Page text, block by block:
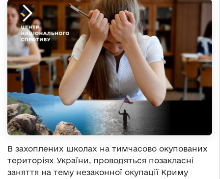
В захоплених школах на тимчасово окупованих
територіях України, проводяться позакласні
заняття на тему незаконної окупації Криму